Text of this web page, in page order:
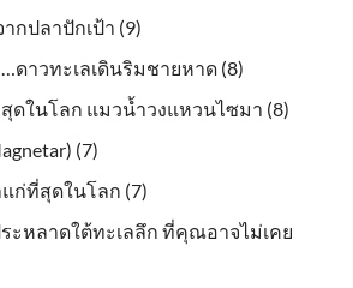
กปลาปักเป้า (9)
ดาวทะเลเดินริมชายหาด (8)
ดในโลก แมวน้ำวงแหวนไซมา (8)
(7)
ก่ที่สุดในโลก (7)
ะหลาดใต้ทะเลลึก ที่คุณอาจไม่เคย